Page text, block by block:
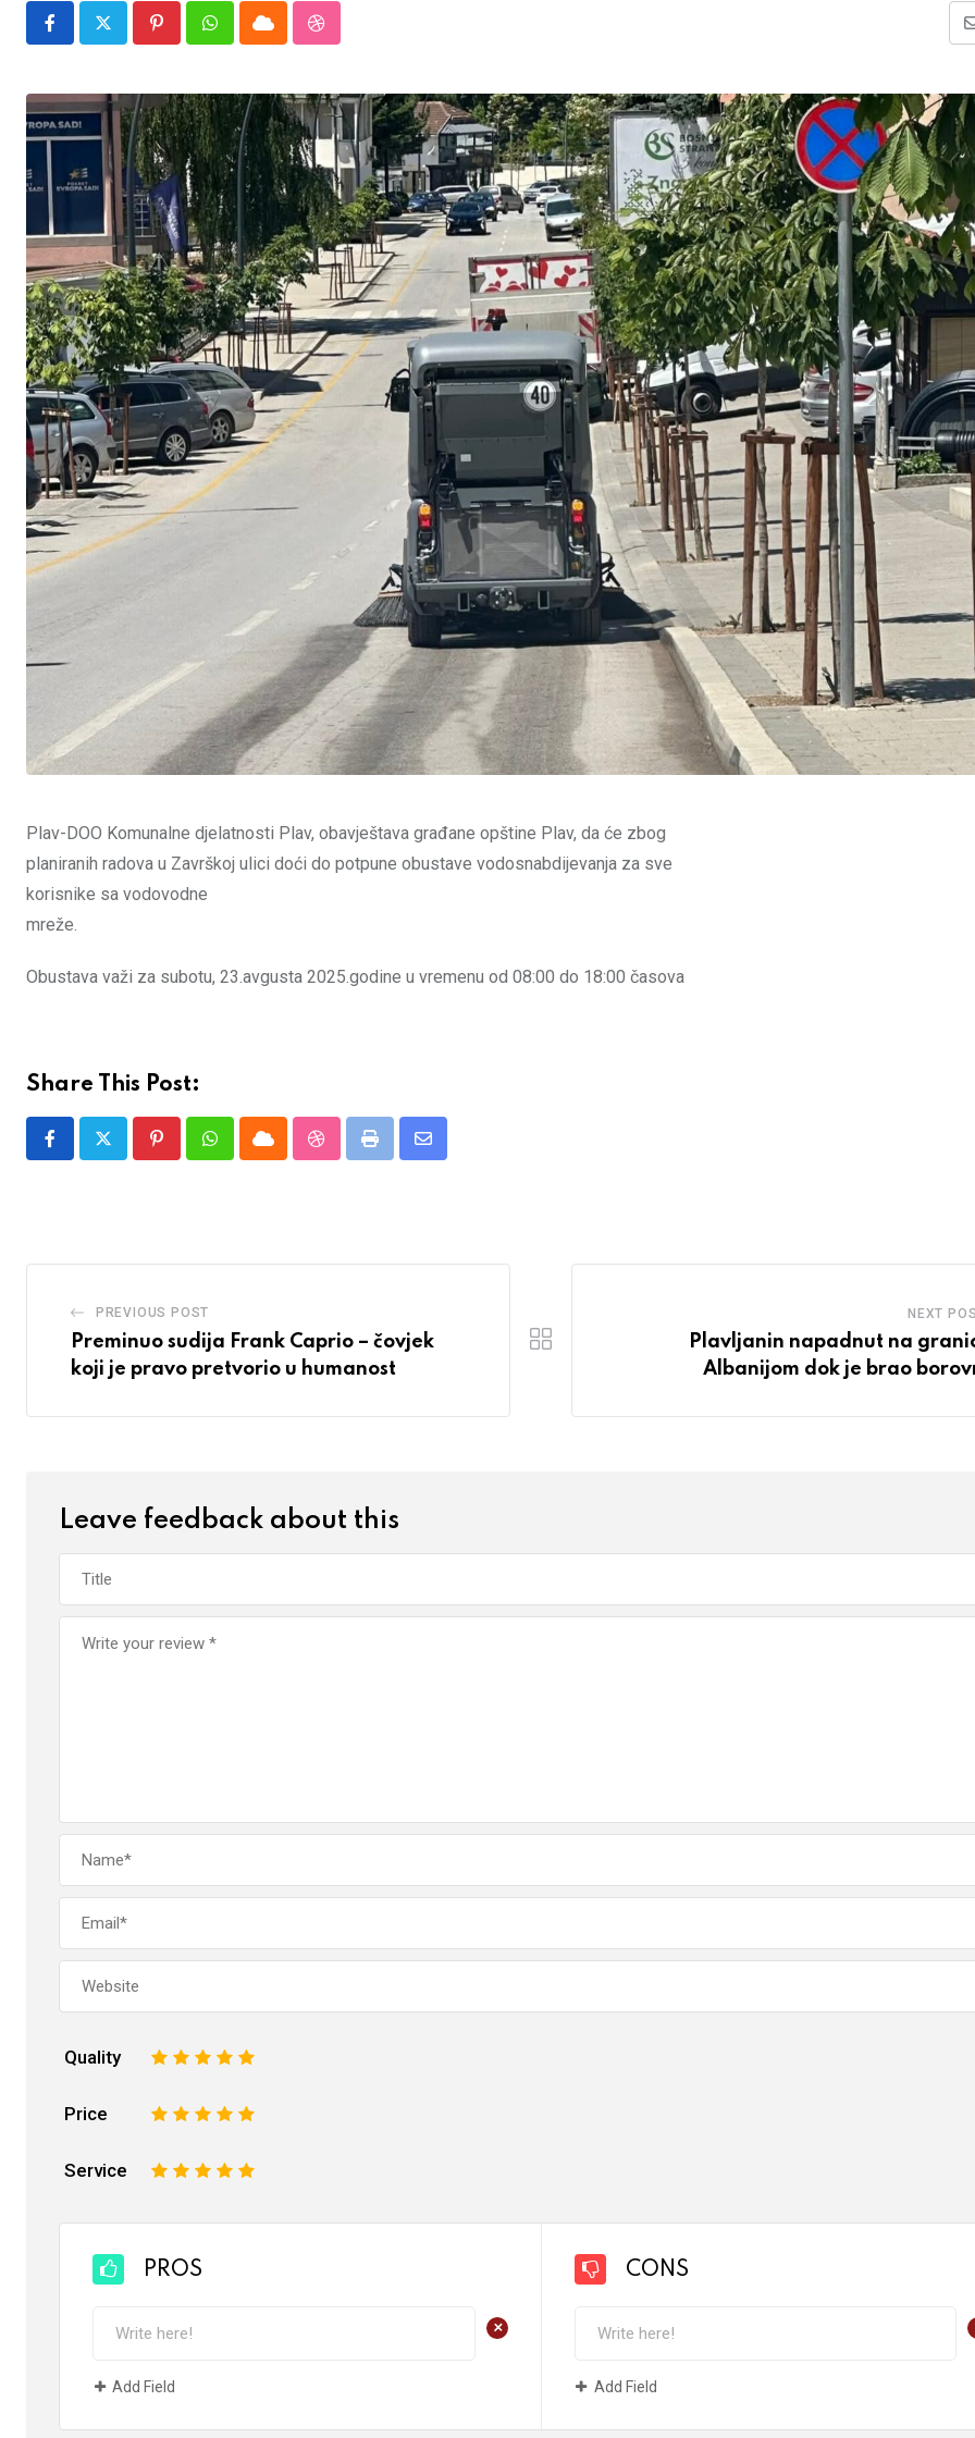
PinterestWhatsappCloud StumbleUpon
Plav-DOO Komunalne djelatnosti Plav, obavještava građane opštine Plav, da će zbog
planiranih radova u Završkoj ulici doći do potpune obustave vodosnabdijevanja za sve
korisnike sa vodovodne
mreže.
Obustava važi za subotu, 23.avgusta 2025.godine u vremenu od 08:00 do 18:00 časova
Share This Post:
PinterestWhatsappCloud StumbleUpon
Print
Share
PREVIOUS POST
Preminuo sudija Frank Caprio – čovjek
koji je pravo pretvorio u humanost
NEXT
Plavljanin napadnut na
Albanijom dok je brao
Leave feedback about this
Quality 5
4
3
2
Price 5
4
3
2
Service 5
4
3
2
PROS
+
Add Field
CONS
Add Field